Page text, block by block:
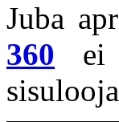
Juba
360 ei